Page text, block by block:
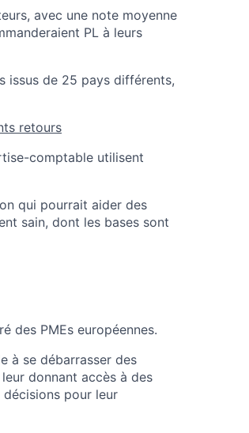
avec une note moyenne
PL à leurs
issus de 25 pays différents,
retours
comptable utilisent
qui pourrait aider des
sain, dont les bases sont
des PMEs européennes.
à se débarrasser des
donnant accès à des
pour leur